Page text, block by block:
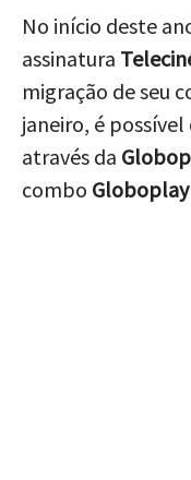
No início deste
assinatura
migração de seu
janeiro, é
através da
combo